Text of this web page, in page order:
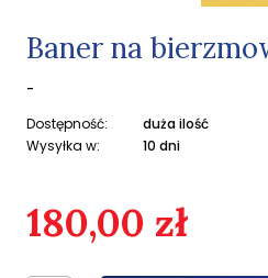
Baner na
-
Dostępność:
duża ilość
Wysyłka w:
10 dni
180,00 zł